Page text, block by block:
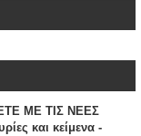
ΜΕ ΤΙΣ ΝΕΕΣ
και κείμενα -